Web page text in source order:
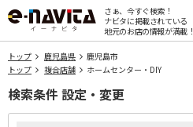
さぁ、今すぐ検索！
ナビタに掲載されている
地元のお店の情報が満載！
トップ 鹿児島県
鹿児島市
トップ
複合店舗 ホームセンター・DIY
検索条件 設定・変更